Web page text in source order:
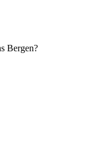
Bergen?